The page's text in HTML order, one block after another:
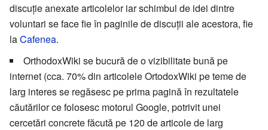
discuție anexate articolelor iar schimbul de idei dintre
voluntari se face fie în paginile de discuții ale acestora, fie
laCafenea.
OrthodoxWiki se bucură de o vizibilitate bună pe
internet (cca. 70% din articolele OrtodoxWiki pe teme de
larg interes se regăsesc pe prima pagină în rezultatele
căutărilor ce folosesc motorul Google, potrivit unei
cercetări concrete făcută pe 120 de articole de larg